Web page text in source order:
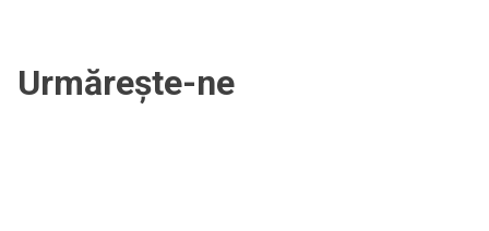
articole
Urmărește-ne